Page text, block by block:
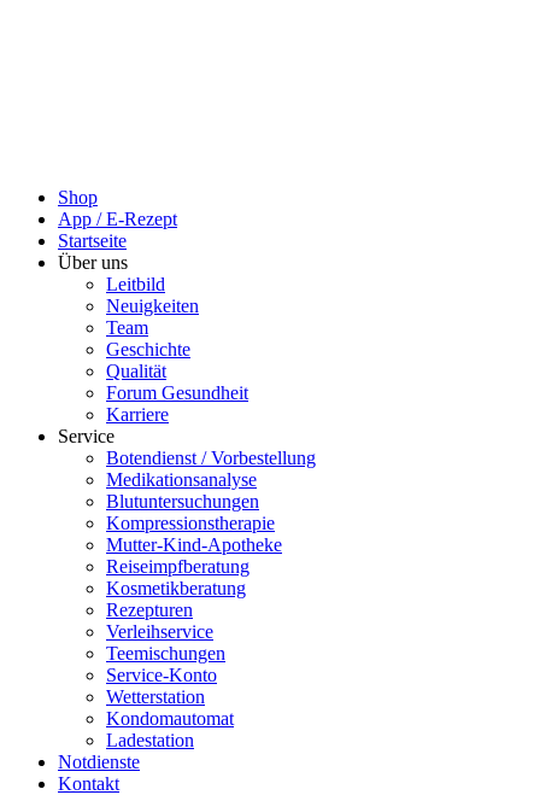
Shop
App / E-Rezept
Startseite
Über uns
Leitbild
Neuigkeiten
Team
Geschichte
Qualität
Forum Gesundheit
Karriere
Service
Botendienst / Vorbestellung
Medikationsanalyse
Blutuntersuchungen
Kompressionstherapie
Mutter-Kind-Apotheke
Reiseimpfberatung
Kosmetikberatung
Rezepturen
Verleihservice
Teemischungen
Service-Konto
Wetterstation
Kondomautomat
Ladestation
Notdienste
Kontakt